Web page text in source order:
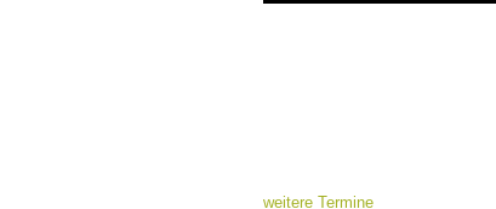
weitere Termine